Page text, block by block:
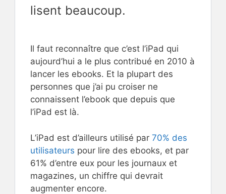
lisent beaucoup.
Il faut reconnaître que c’est l’iPad qui
aujourd’hui a le plus contribué en 2010 à
lancer les ebooks. Et la plupart des
personnes que j’ai pu croiser ne
connaissent l’ebook que depuis que
l’iPad est là.
L’iPad est d’ailleurs utilisé par 70% des
utilisateurs pour lire des ebooks, et par
61% d’entre eux pour les journaux et
magazines, un chiffre qui devrait
augmenter encore.